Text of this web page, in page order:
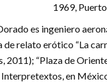
1969,
es ingeniero
relato erótico “La
2011); “Plaza de
Interpretextos, en